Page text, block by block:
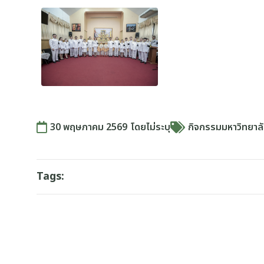
30 พฤษภาคม 2569 โดยไม่ระบุ กิจกรรมมหาวิทยา
Tags: